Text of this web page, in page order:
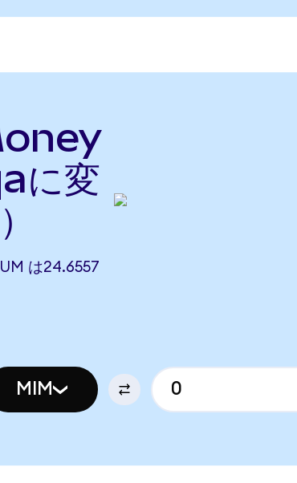
に変
は24.6557
MIM